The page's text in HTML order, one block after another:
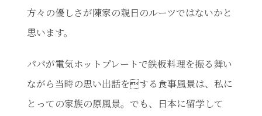
方々の優しさが陳家の親日のルーツではないかと
思います。
パパが電気ホットプレートで鉄板料理を振る舞い
ながら当時の思い出話をする食事風景は、私に
とっての家族の原風景。でも、日本に留学して